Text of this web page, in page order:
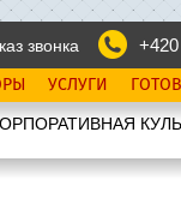
звонка
УСЛУГИ